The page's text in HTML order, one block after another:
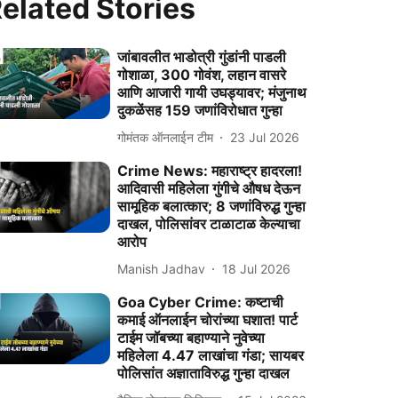
Stories
जांबावलीत भाडोत्री गुंडांनी पाडली
गोशाळा, 300 गोवंश, लहान वासरे
आणि आजारी गायी उघड्यावर; मंजुनाथ
दुकळेंसह 159 जणांविरोधात गुन्हा
गोमंतक ऑनलाईन टीम 23 Jul 2026
Crime News: महाराष्ट्र हादरला!
आदिवासी महिलेला गुंगीचे औषध देऊन
सामूहिक बलात्कार; 8 जणांविरुद्ध गुन्हा
दाखल, पोलिसांवर टाळाटाळ केल्याचा
आरोप
Manish Jadhav 18 Jul 2026
Goa Cyber Crime: कष्टाची
कमाई ऑनलाईन चोरांच्या घशात! पार्ट
टाईम जॉबच्या बहाण्याने नुवेच्या
महिलेला 4.47 लाखांचा गंडा; सायबर
पोलिसांत अज्ञाताविरुद्ध गुन्हा दाखल